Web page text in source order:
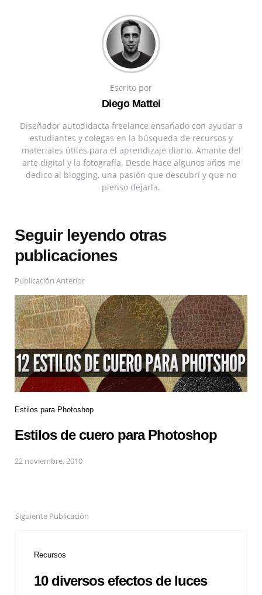
Escrito por
Diego Mattei
Diseñador autodidacta freelance ensañado con ayudar a
estudiantes y colegas en la búsqueda de recursos y
materiales útiles para el aprendizaje diario. Amante del
arte digital y la fotografía. Desde hace algunos años me
dedico al blogging, una pasión que descubrí y que no
pienso dejarla.
Seguir leyendo otras
publicaciones
Publicación Anterior
Estilos para Photoshop
Estilos de cuero para Photoshop
22 noviembre, 2010
Siguiente Publicación
Recursos
10 diversos efectos de luces